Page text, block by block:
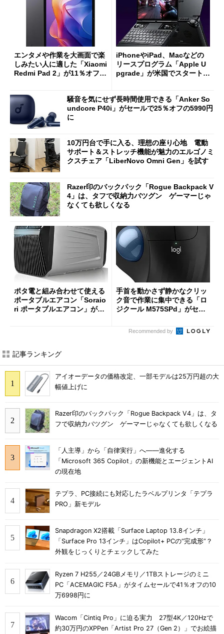
エンタメや作業を大画面で楽
しみたい人に適した「Xiaomi
Redmi Pad 2」が11％オフの
iPhoneやiPad、Macなどの
リースプログラム「Apple U
pgrade」が米国でスタート／
ut」が明...
騒音を気にせず長時間使用できる「Anker So
undcore P40i」がセールで25％オフの5990円
に
10万円台で手に入る、理想の座り心地 電動
サポート＆ストレッチ機能が魅力のエルゴノミ
クスチェア「LiberNovo Omni Gen」を試す
Razer印のバックパック「Rogue Backpack V
4」は、タフで収納力バツグン ゲーマーじゃ
なくても欲しくなる
ポタ電と組み合わせて使える
ポータブルエアコン「Soraio
ri ポータブルエアコン」がセ
手首を動かさず静かなクリッ
ク音で作業に集中できる「ロ
ジクール M575SPd」がセー
Recommended by
記事ランキング
アイオーデータの価格改定、一部モデルは25万円超の大
幅値上げに
Razer印のバックパック「Rogue Backpack V4」は、タ
フで収納力バツグン ゲーマーじゃなくても欲しくなる
「人主導」から「自律実行」へ――進化する
「Microsoft 365 Copilot」の新機能とエージェントAI
の現在地
テプラ、PC接続にも対応したラベルプリンタ「テプラ
PRO」新モデル
Snapdragon X2搭載「Surface Laptop 13.8インチ」
「Surface Pro 13インチ」はCopilot+ PCの“完成形”？
外観をじっくりとチェックしてみた
Ryzen 7 H255／24GBメモリ／1TBストレージのミニ
PC「ACEMAGIC F5A」がタイムセールで41％オフの10
万6998円に
Wacom「Cintiq Pro」に迫る実力 27型4K／120Hzで
約30万円のXPPen「Artist Pro 27（Gen 2）」でお絵描